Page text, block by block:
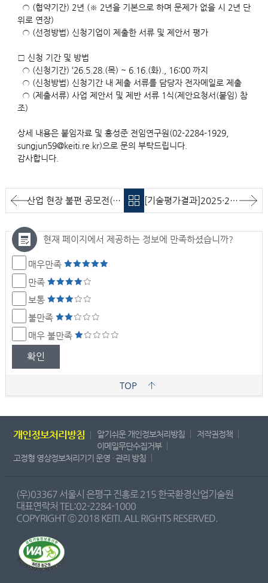
○ (협약기간) 2년 (※ 2년을 기본으로 하며 문제가 없을 시 2년 단
위로 연장)
○ (선정방법) 신청기업이 제출한 서류 및 제안서 평가
□ 신청 기간 및 방법
○ (신청기간) ‘26.5.28.(목) ~ 6.16.(화)., 16:00 까지
○ (신청방법) 신청기간 내 제출 서류를 담당자 전자메일로 제출
○ (제출서류) 사업 제안서 및 제반 서류 1식(제안요청서(붙임) 참
조)
상세 내용은 붙임자료 및 홍성준 전임연구원(02-2284-1929,
sungjun59@keiti.re.kr)으로 문의 부탁드립니다.
감사합니다.
산업 현장 불편 공모전('26.5.29~'26.6.26) [기술평가결과]2025·2026 한국환경산업기술원 지속가능경영보고서 발간 용역 기술평가 결과 알림
현재 페이지에서 제공하는 정보에 만족하셨습니까?
매우만족
만족
보통
불만족
매우 불만족
확인
TOP
개인정보처리방침 알기쉬운 개인정보처리방침
저작권정책
이메일무단수집거부
고정형 영상정보처리기기 운영 · 관리 방침
(우)03367 서울시 은평구 진흥로 215 한국환경산업기술원
대표연락처 TEL:02-2284-1000
COPYRIGHT ⓒ 2018 KEITI. ALL RIGHTS RESERVED.